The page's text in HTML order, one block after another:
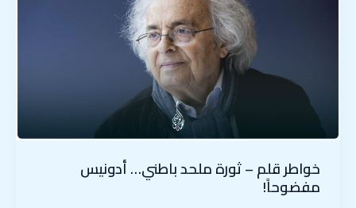
خواطر قلم – ثورة ملحد باطني… أدونيس
مفضوحاً!